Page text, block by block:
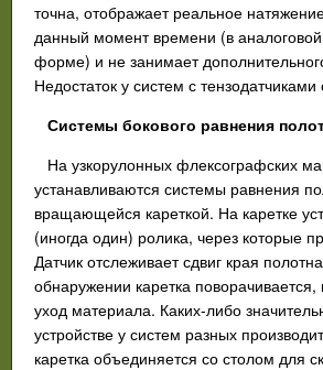
точна, отображает реальное
данный момент времени (в
форме) и не занимает
Недостаток у систем с
Системы бокового равнения
На узкорулонных флексографских
устанавливаются системы равнения
вращающейся кареткой. На каретке
(иногда один) ролика, через которые
Датчик отслеживает сдвиг края
обнаружении каретка
уход материала. Каких-либо
устройстве у систем разных
каретка объединяется со столом для